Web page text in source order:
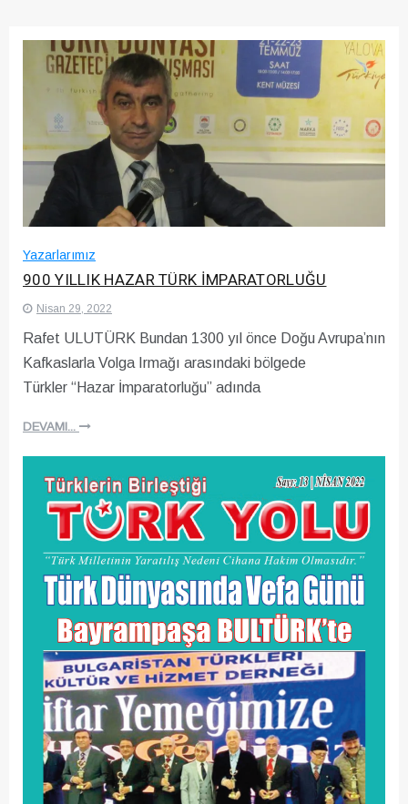
Yazarlarımız
900 YILLIK HAZAR TÜRK İMPARATORLUĞU
Nisan 29, 2022
Rafet ULUTÜRK Bundan 1300 yıl önce Doğu Avrupa’nın
Kafkaslarla Volga Irmağı arasındaki bölgede
Türkler “Hazar İmparatorluğu” adında
DEVAMI...